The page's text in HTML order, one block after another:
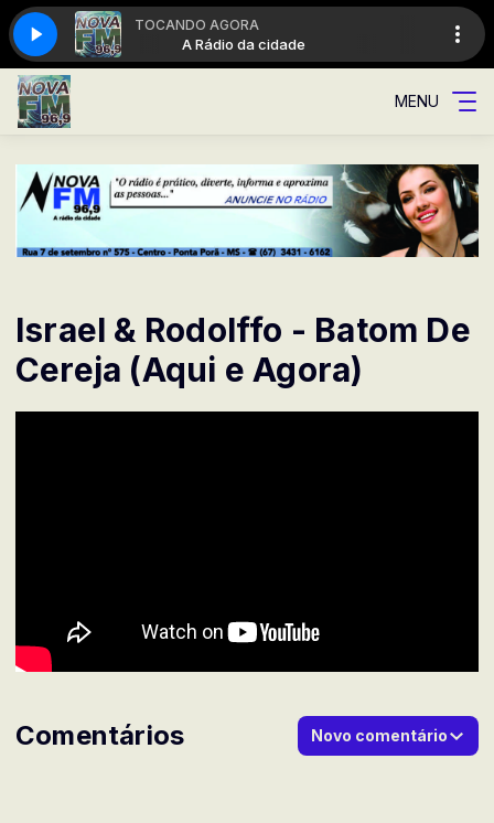
TOCANDO AGORA
A Rádio da cidade
MENU
Israel & Rodolffo - Batom De
Cereja (Aqui e Agora)
Comentários Novo comentário